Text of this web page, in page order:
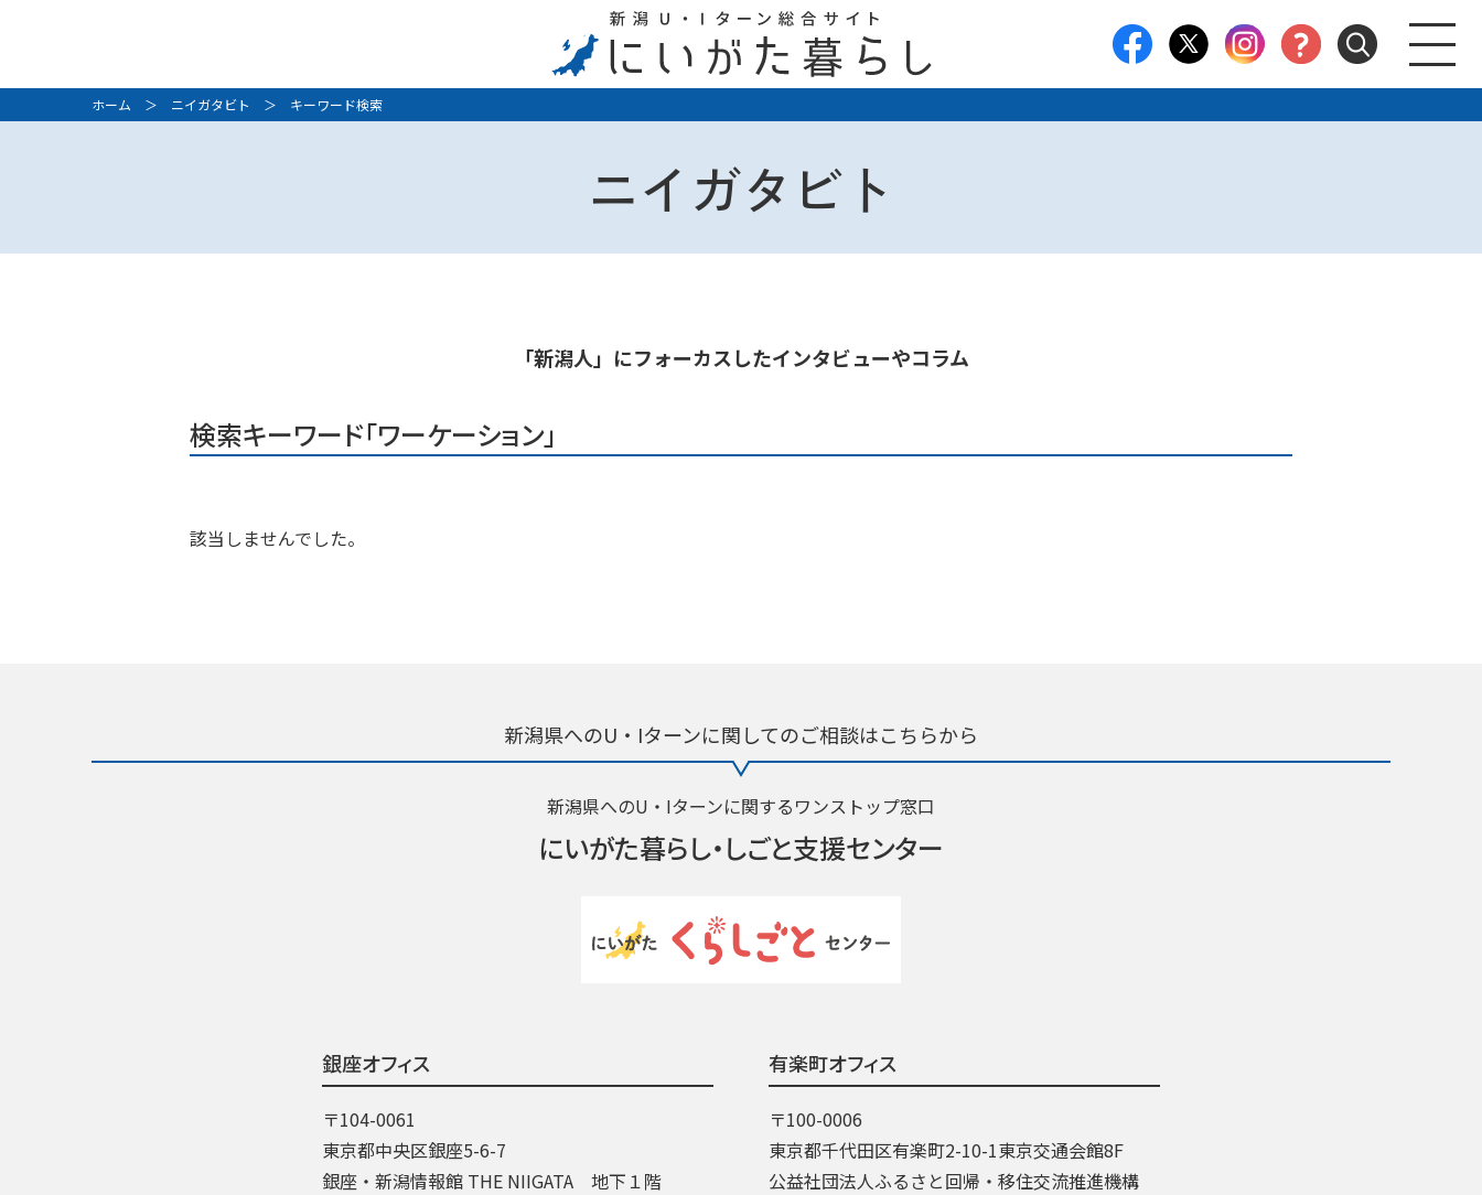
ホーム ＞ ニイガタビト ＞ キーワード検索
ニイガタビト
「新潟人」にフォーカスしたインタビューやコラム
検索キーワード「ワーケーション」
該当しませんでした。
新潟県へのU・Iターンに関してのご相談はこちらから
新潟県へのU・Iターンに関するワンストップ窓口
にいがた暮らし・しごと支援センター
銀座オフィス
〒104-0061
東京都中央区銀座5-6-7
銀座・新潟情報館 THE NIIGATA 地下１階
有楽町オフィス
〒100-0006
東京都千代田区有楽町2-10-1東京交通会館8F
公益社団法人ふるさと回帰・移住交流推進機構